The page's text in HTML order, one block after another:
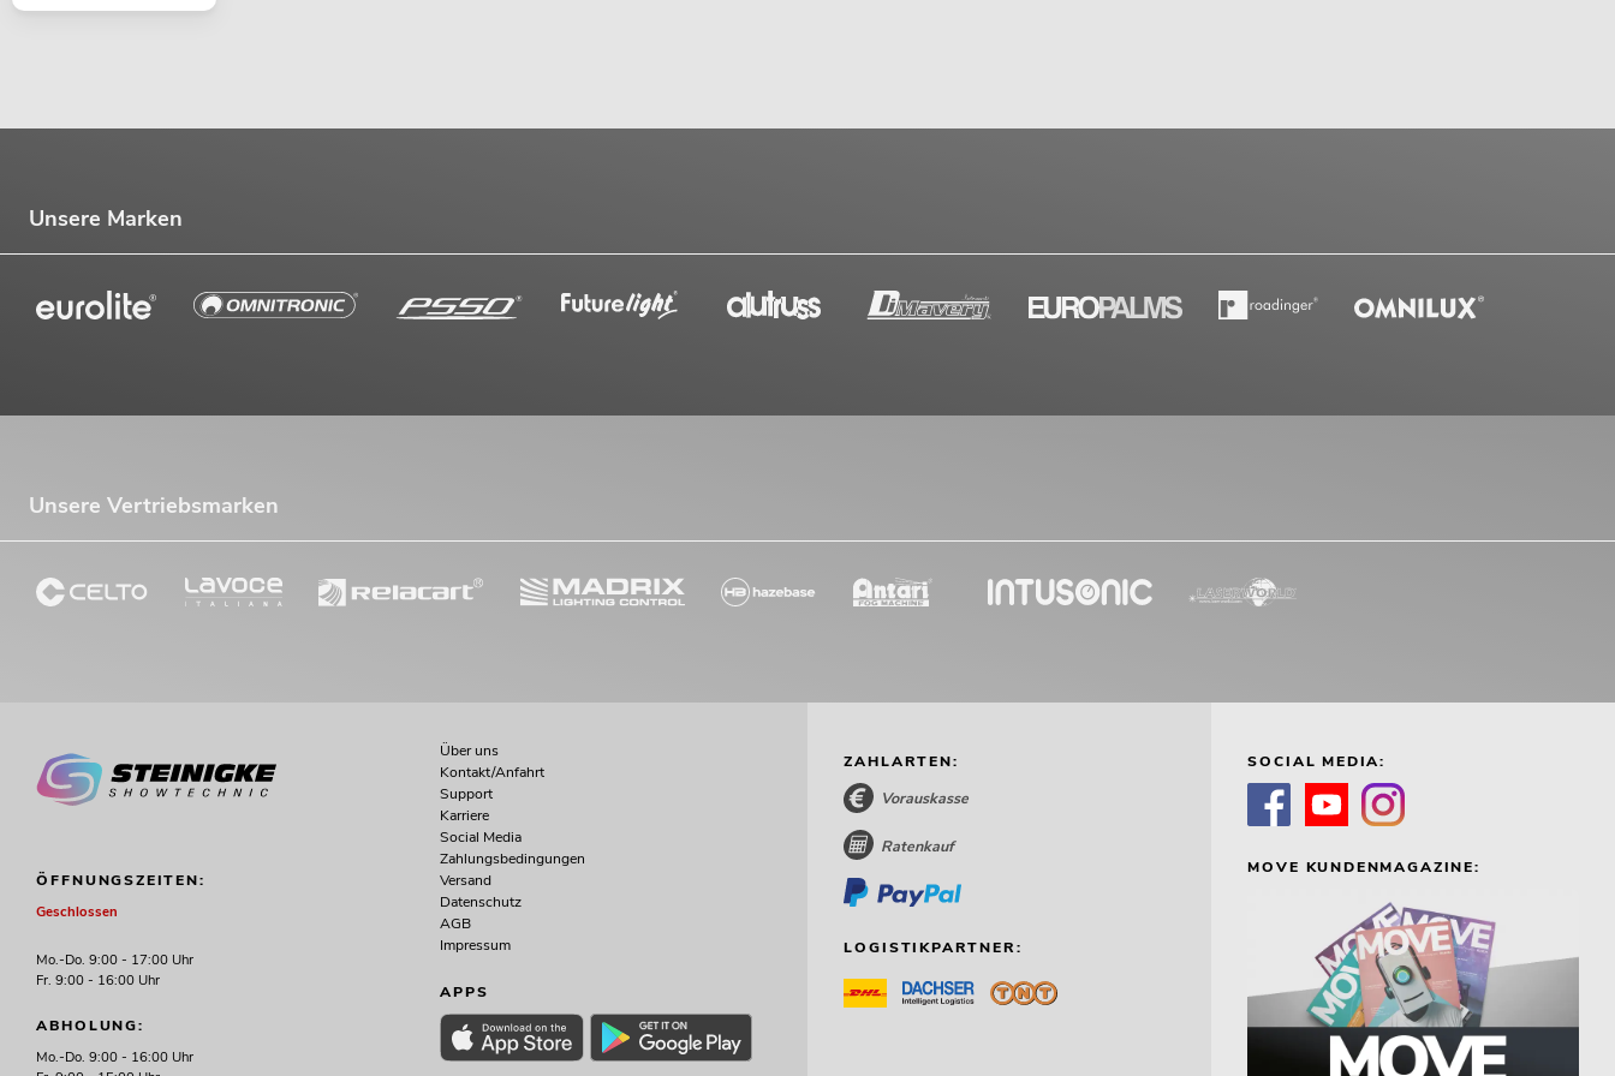
Unsere Marken
Unsere Vertriebsmarken
ÖFFNUNGSZEITEN:
Geschlossen
Mo.-Do. 9:00 - 17:00 Uhr
Fr. 9:00 - 16:00 Uhr
ABHOLUNG:
Mo.-Do. 9:00 - 16:00 Uhr
Über uns
Kontakt/Anfahrt
Support
Karriere
Social Media
Zahlungsbedingungen
Versand
Datenschutz
AGB
Impressum
APPS
ZAHLARTEN:
Vorauskasse
Ratenkauf
LOGISTIKPARTNER:
SOCIAL MEDIA:
MOVE KUNDENMAGAZINE: